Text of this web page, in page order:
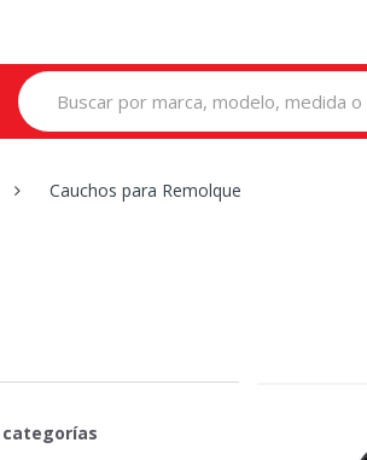
Search
for:
Cauchos para Remolque